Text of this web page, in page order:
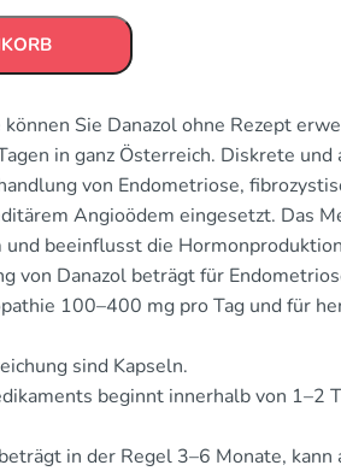
Sie Danazol ohne Rezept
in ganz Österreich. Diskrete und
von Endometriose,
Angioödem eingesetzt. Das
beeinflusst die
von Danazol beträgt für
100–400 mg pro Tag und für
sind Kapseln.
beginnt innerhalb von 1–2
in der Regel 3–6 Monate,